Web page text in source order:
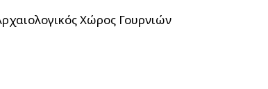
Χώρος Γουρνιών